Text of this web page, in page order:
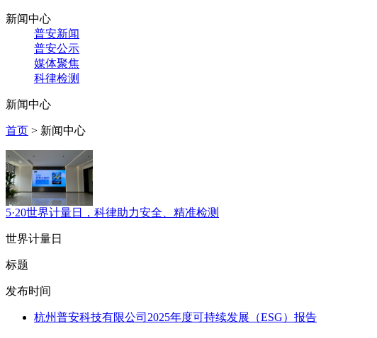
新闻中心
普安新闻
普安公示
媒体聚焦
科律检测
新闻中心
首页 > 新闻中心
5·20世界计量日，科律助力安全、精准检测
世界计量日
标题
发布时间
杭州普安科技有限公司2025年度可持续发展（ESG）报告